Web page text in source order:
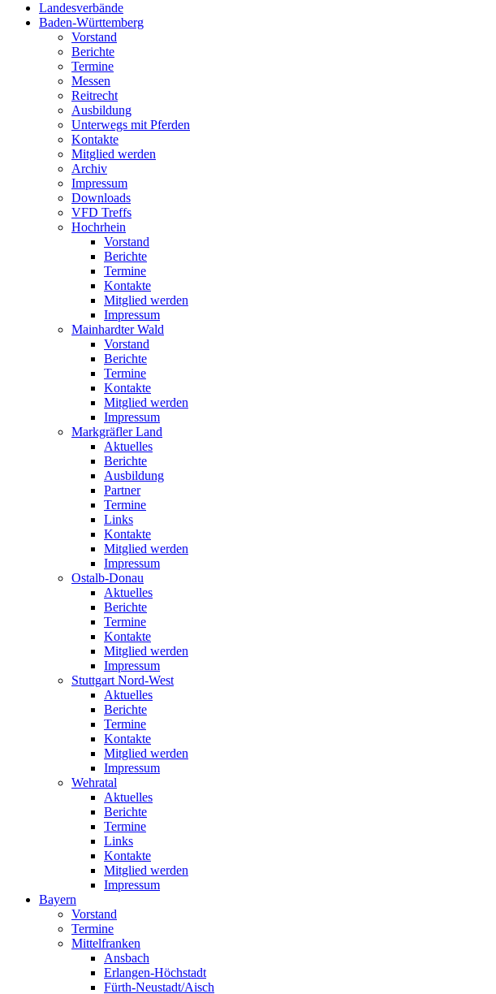
Landesverbände
Baden-Württemberg
Vorstand
Berichte
Termine
Messen
Reitrecht
Ausbildung
Unterwegs mit Pferden
Kontakte
Mitglied werden
Archiv
Impressum
Downloads
VFD Treffs
Hochrhein
Vorstand
Berichte
Termine
Kontakte
Mitglied werden
Impressum
Mainhardter Wald
Vorstand
Berichte
Termine
Kontakte
Mitglied werden
Impressum
Markgräfler Land
Aktuelles
Berichte
Ausbildung
Partner
Termine
Links
Kontakte
Mitglied werden
Impressum
Ostalb-Donau
Aktuelles
Berichte
Termine
Kontakte
Mitglied werden
Impressum
Stuttgart Nord-West
Aktuelles
Berichte
Termine
Kontakte
Mitglied werden
Impressum
Wehratal
Aktuelles
Berichte
Termine
Links
Kontakte
Mitglied werden
Impressum
Bayern
Vorstand
Termine
Mittelfranken
Ansbach
Erlangen-Höchstadt
Fürth-Neustadt/Aisch